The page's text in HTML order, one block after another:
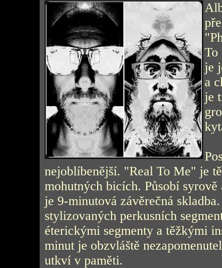
To
je
a
je
nejoblíbenější. "Real To Me" je
mohutných bicích. Působí
je 9-minutová závěrečná
stylizovaných perkusních
éterickými segmenty a těžkými
minut je obzvláště
utkví v paměti.